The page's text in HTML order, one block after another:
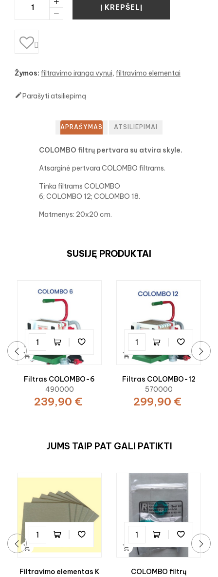
Į KREPŠELĮ

Žymos: filtravimo iranga vynui filtravimo elementai
Parašyti atsiliepimą
APRAŠYMAS ATSILIEPIMAI
COLOMBO filtrų pertvara su atvira skyle.
Atsarginė pertvara COLOMBO filtrams.
Tinka filtrams COLOMBO
6; COLOMBO 12; COLOMBO 18.
Matmenys: 20x20 cm.
SUSIJĘ PRODUKTAI

Filtras COLOMBO-6
490000
239,90 €

Filtras COLOMBO-12
570000
299,90 €
JUMS TAIP PAT GALI PATIKTI

Filtravimo elementas K

COLOMBO filtrų